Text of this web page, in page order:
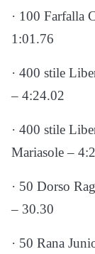
· 100 Farfalla
1:01.76
· 400 stile
– 4:24.02
· 400 stile
Mariasole –
· 50 Dorso
– 30.30
· 50 Rana